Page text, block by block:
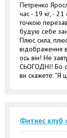
Петренко
час - 19 кг, - 21
точкою
будую себе
Плюс сила,
відображення
ось він! Не
СЬОГОДНІ! Бо
ви скажете: “Я
Фитнес клуб